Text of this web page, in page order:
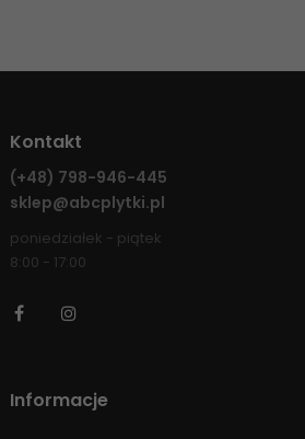
Kontakt
(+48) 798-946-445
sklep@abcplytki.pl
poniedziałek - piątek
8:00 - 17:00
Facebook
Informacje